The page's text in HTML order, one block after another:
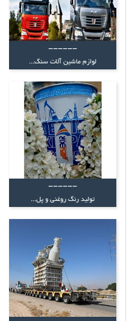
------
لوازم ماشین آلات سنگ...
------
تولید رنگ روغنی و پل...